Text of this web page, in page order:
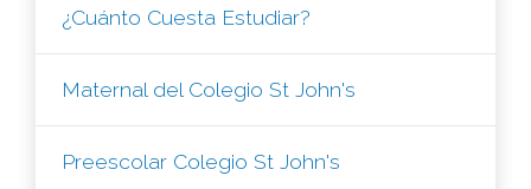
¿Cuánto Cuesta Estudiar?
Maternal del Colegio St John's
Preescolar Colegio St John's